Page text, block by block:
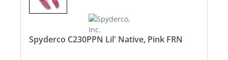
Spyderco C230PPN Lil' Native, Pink FRN